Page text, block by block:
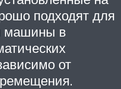
подходят для
машины в
от